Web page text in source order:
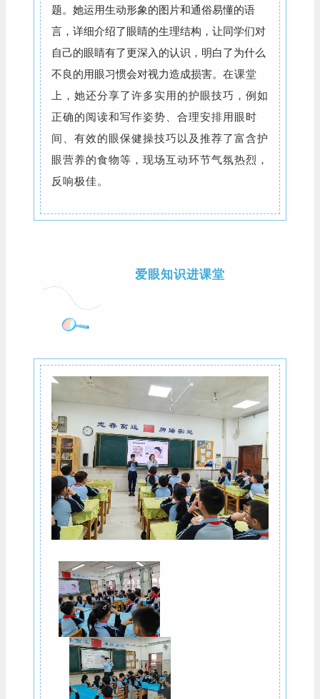
题。她运用生动形象的图片和通俗易懂的语
言，详细介绍了眼睛的生理结构，让同学们对
自己的眼睛有了更深入的认识，明白了为什么
不良的用眼习惯会对视力造成损害。 在课堂
上，她还分享了许多实用的护眼技巧，例如
正确的阅读和写作姿势、合理安排用眼时
间、有效的眼保健操技巧以及推荐了富含护
眼营养的食物等，现场互动环节气氛热烈，
反响极佳。
爱眼知识进课堂